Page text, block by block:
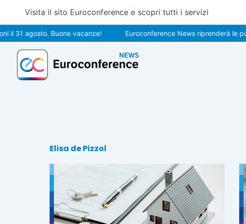
contenuto
Visita il sito Euroconference e scopri tutti i servizi
31 agosto. Buone vacanze! Euroconference News riprenderà le
Elisa de Pizzol